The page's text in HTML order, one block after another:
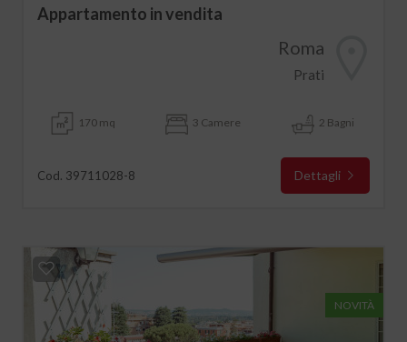
Appartamento in vendita
Roma
Prati
170 mq 3 Camere 2 Bagni
Cod. 39711028-8 Dettagli
NOVITÀ